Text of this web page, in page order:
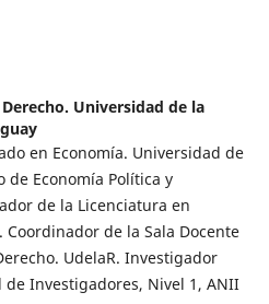
Universidad de la
en Economía. Universidad de
de Economía Política y
de la Licenciatura en
de la Sala Docente
UdelaR. Investigador
de Investigadores, Nivel 1, ANII